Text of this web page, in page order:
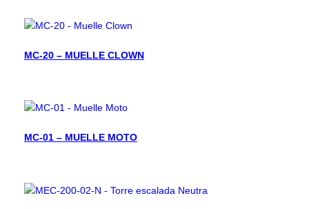
MC-20 – MUELLE CLOWN
MC-01 – MUELLE MOTO